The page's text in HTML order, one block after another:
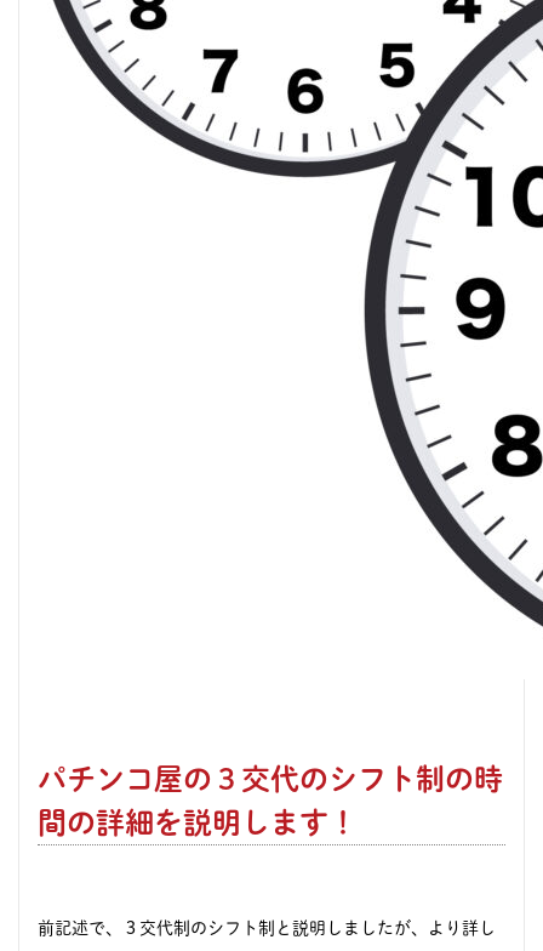
パチンコ屋の３交代のシフト制の時
間の詳細を説明します！
前記述で、３交代制のシフト制と説明しましたが、より詳し